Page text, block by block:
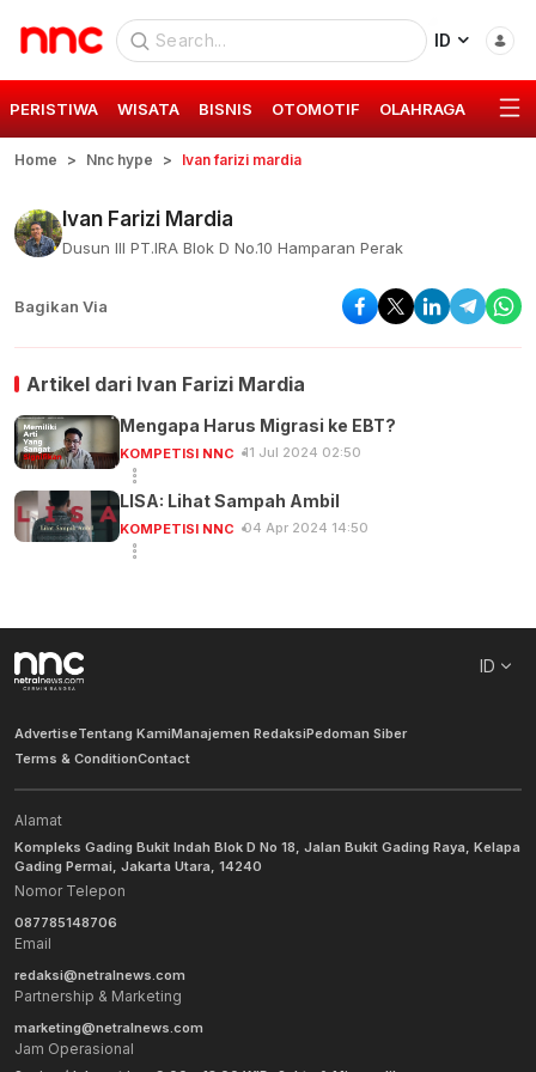
ID
PERISTIWA WISATA BISNIS OTOMOTIF OLAHRAGA GAYA
Home Nnc hype Ivan farizi mardia
Ivan Farizi Mardia
Dusun III PT.IRA Blok D No.10 Hamparan Perak
Bagikan Via
Artikel dari Ivan Farizi Mardia
Mengapa Harus Migrasi ke EBT?
KOMPETISI NNC 11 Jul 2024 02:50
LISA: Lihat Sampah Ambil
KOMPETISI NNC 04 Apr 2024 14:50
ID
AdvertiseTentang KamiManajemen RedaksiPedoman Siber
Terms & ConditionContact
Alamat
Kompleks Gading Bukit Indah Blok D No 18, Jalan Bukit Gading Raya, Kelapa
Gading Permai, Jakarta Utara, 14240
Nomor Telepon
087785148706
Email
redaksi@netralnews.com
Partnership & Marketing
marketing@netralnews.com
Jam Operasional